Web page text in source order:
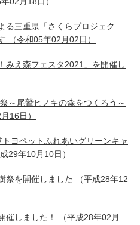
る三重県「さくらプロジェク
（令和05年02月02日）
みえ森フェスタ2021」を開催し
～尾鷲ヒノキの森をつくろう～
16日）
ヨペットふれあいグリーンキャ
29年10月10日）
祭を開催しました
（平成28年12
催しました！
（平成28年02月